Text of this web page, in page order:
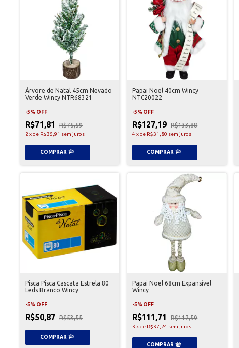
Árvore de Natal 45cm Nevado
Verde Wincy NTR68321
-5% OFF
R$71,81 R$75,59
2xde R$35,91 sem juros
Papai Noel 40cm Wincy
NTC20022
-5% OFF
R$127,19 R$133,88
4 xde R$31,80 sem juros
Pisca Pisca Cascata Estrela 80
Leds Branco Wincy
-5% OFF
R$50,87 R$53,55
Papai Noel 68cm Expansível
Wincy
-5% OFF
R$111,71 R$117,59
3 xde R$37,24 sem juros